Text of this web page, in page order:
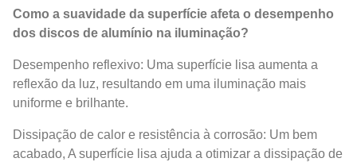
Como a suavidade da superfície afeta o desempenho
dos discos de alumínio na iluminação?
Desempenho reflexivo: Uma superfície lisa aumenta a
reflexão da luz, resultando em uma iluminação mais
uniforme e brilhante.
Dissipação de calor e resistência à corrosão: Um bem
acabado, A superfície lisa ajuda a otimizar a dissipação de